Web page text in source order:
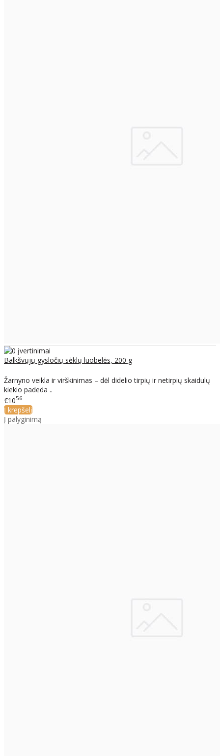
Balkšvųjų gysločių sėklų luobelės, 200 g
Žarnyno veikla ir virškinimas – dėl didelio tirpių ir netirpių skaidulų
kiekio padeda ..
€1056
Į krepšelį
Į palyginimą